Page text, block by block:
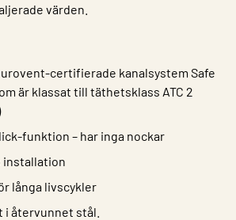
värden.
certifierade kanalsystem Safe
är klassat till täthetsklass ATC 2
funktion – har inga nockar
installation
långa livscykler
återvunnet stål.